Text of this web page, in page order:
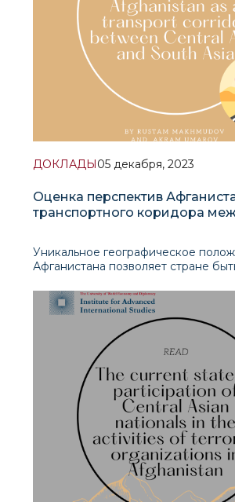
ДОКЛАДЫ05 декабря, 2023
Оценка перспектив
транспортного коридора
Уникальное географическое
Афганистана позволяет стране
Ближним Востоком. Однако за
двадцать лет, во время правления
и Ашрафа Гани, такой потенциал
был реализован. Во многом это